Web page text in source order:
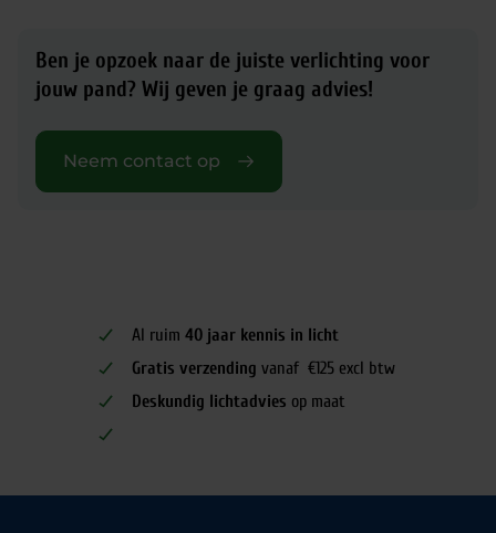
Ben je opzoek naar de juiste verlichting voor
jouw pand? Wij geven je graag advies!
Neem contact op
Al ruim 40 jaar kennis in licht
Gratis verzending vanaf €125 excl btw
Deskundig lichtadvies op maat